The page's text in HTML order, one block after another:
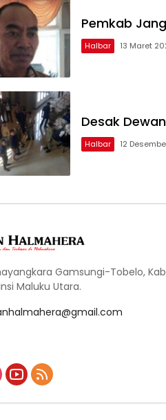
Pemkab
Halbar 13 Maret
Desak
Halbar 12
Gamsungi-Tobelo,
Maluku Utara.